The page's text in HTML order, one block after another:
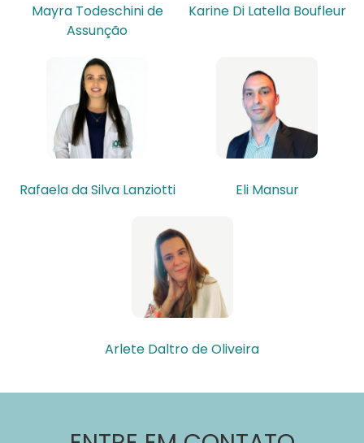
Mayra Todeschini de
Assunção
Karine Di Latella Boufleur
Rafaela da Silva Lanziotti Eli Mansur
Arlete Daltro de Oliveira